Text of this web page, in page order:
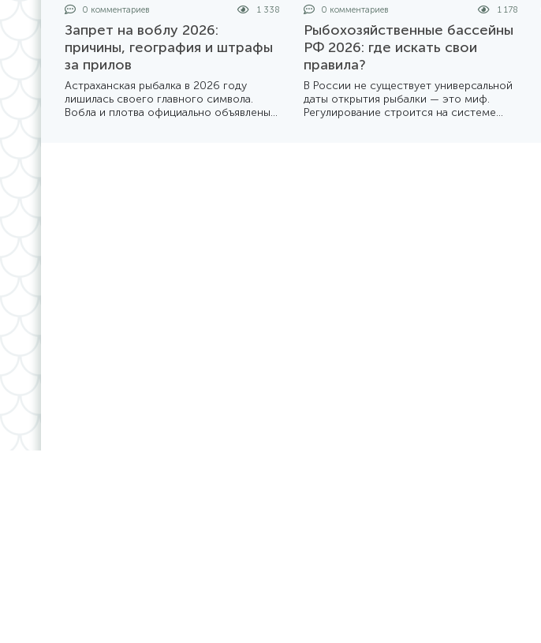
0 комментариев 1 338
Запрет на воблу 2026:
причины, география и штрафы
за прилов
Астраханская рыбалка в 2026 году
лишилась своего главного символа.
Вобла и плотва официально объявлены
0 комментариев 1 178
Рыбохозяйственные бассейны
РФ 2026: где искать свои
правила?
В России не существует универсальной
даты открытия рыбалки — это миф.
Регулирование строится на системе